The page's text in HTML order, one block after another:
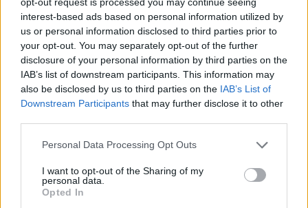
interest-based ads based on personal information utilized by
us or personal information disclosed to third parties prior to
your opt-out. You may separately opt-out of the further
disclosure of your personal information by third parties on the
IAB’s list of downstream participants. This information may
also be disclosed by us to third parties on the IAB’s List of
Downstream Participants that may further disclose it to other
Personal Data Processing Opt Outs
I want to opt-out of the Sharing of my
personal data.
Opted In
1 įvartis per visą čempionatą: Rodri prabilo
apie L. Yamalį slegiantį nerimą
Sportas 2026-07-14